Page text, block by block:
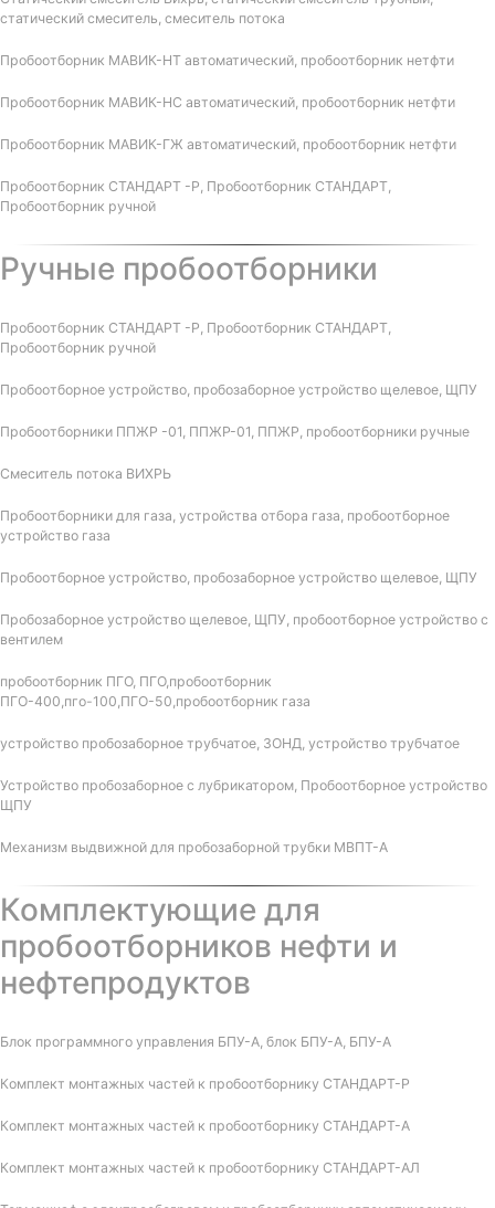
статический смеситель, смеситель потока
Пробоотборник МАВИК-НТ автоматический, пробоотборник нетфти
Пробоотборник МАВИК-НС автоматический, пробоотборник нетфти
Пробоотборник МАВИК-ГЖ автоматический, пробоотборник нетфти
Пробоотборник СТАНДАРТ -Р, Пробоотборник СТАНДАРТ,
Пробоотборник ручной
Ручные пробоотборники
Пробоотборник СТАНДАРТ -Р, Пробоотборник СТАНДАРТ,
Пробоотборник ручной
Пробоотборное устройство, пробозаборное устройство щелевое, ЩПУ
Пробоотборники ППЖР -01, ППЖР-01, ППЖР, пробоотборники ручные
Смеситель потока ВИХРЬ
Пробоотборники для газа, устройства отбора газа, пробоотборное
устройство газа
Пробоотборное устройство, пробозаборное устройство щелевое, ЩПУ
Пробозаборное устройство щелевое, ЩПУ, пробоотборное устройство с
вентилем
пробоотборник ПГО, ПГО,пробоотборник
ПГО-400,пго-100,ПГО-50,пробоотборник газа
устройство пробозаборное трубчатое, ЗОНД, устройство трубчатое
Устройство пробозаборное с лубрикатором, Пробоотборное устройство
ЩПУ
Механизм выдвижной для пробозаборной трубки МВПТ-А
Комплектующие для
пробоотборников нефти и
нефтепродуктов
Блок программного управления БПУ-А, блок БПУ-А, БПУ-А
Комплект монтажных частей к пробоотборнику СТАНДАРТ-Р
Комплект монтажных частей к пробоотборнику СТАНДАРТ-А
Комплект монтажных частей к пробоотборнику СТАНДАРТ-АЛ